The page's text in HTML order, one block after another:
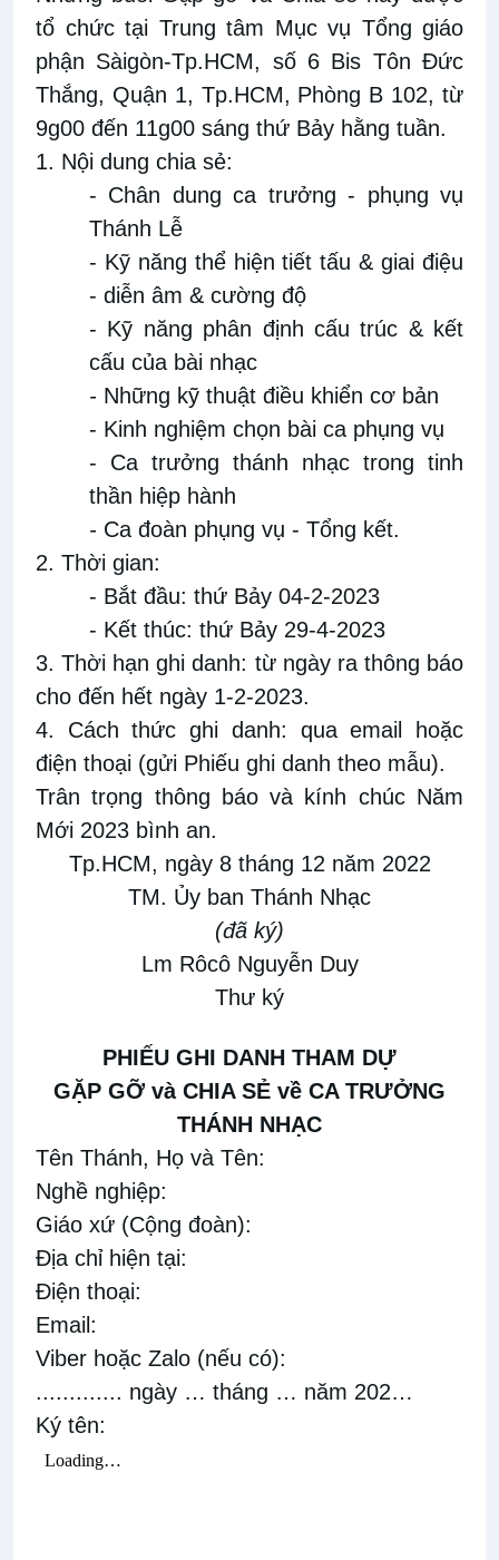
tổ chức tại Trung tâm Mục vụ Tổng giáo
phận Sàigòn-Tp.HCM, số 6 Bis Tôn Đức
Thắng, Quận 1, Tp.HCM, Phòng B 102, từ
9g00 đến 11g00 sáng thứ Bảy hằng tuần.
1. Nội dung chia sẻ:
- Chân dung ca trưởng - phụng vụ
Thánh Lễ
- Kỹ năng thể hiện tiết tấu & giai điệu
- diễn âm & cường độ
- Kỹ năng phân định cấu trúc & kết
cấu của bài nhạc
- Những kỹ thuật điều khiển cơ bản
- Kinh nghiệm chọn bài ca phụng vụ
- Ca trưởng thánh nhạc trong tinh
thần hiệp hành
- Ca đoàn phụng vụ - Tổng kết.
2. Thời gian:
- Bắt đầu: thứ Bảy 04-2-2023
- Kết thúc: thứ Bảy 29-4-2023
3. Thời hạn ghi danh: từ ngày ra thông báo
cho đến hết ngày 1-2-2023.
4. Cách thức ghi danh: qua email hoặc
điện thoại (gửi Phiếu ghi danh theo mẫu).
Trân trọng thông báo và kính chúc Năm
Mới 2023 bình an.
Tp.HCM, ngày 8 tháng 12 năm 2022
TM. Ủy ban Thánh Nhạc
(đã ký)
Lm Rôcô Nguyễn Duy
Thư ký
PHIẾU GHI DANH THAM DỰ
GẶP GỠ và CHIA SẺ về CA TRƯỞNG
THÁNH NHẠC
Tên Thánh, Họ và Tên:
Nghề nghiệp:
Giáo xứ (Cộng đoàn):
Địa chỉ hiện tại:
Điện thoại:
Email:
Viber hoặc Zalo (nếu có):
............. ngày … tháng … năm 202…
Ký tên: